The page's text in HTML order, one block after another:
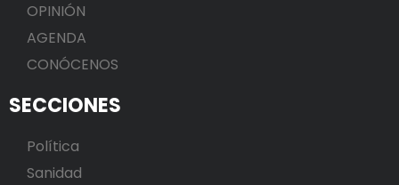
OPINIÓN
AGENDA
CONÓCENOS
SECCIONES
Política
Sanidad